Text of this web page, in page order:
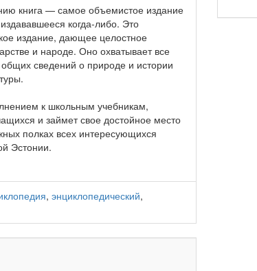
книга — самое объемистое издание
когда-либо. Это
издание, дающее целостное
и народе. Оно охватывает все
сведений о природе и истории
к школьным учебникам,
и займет свое достойное место
полках всех интересующихся
Эстонии.
, энциклопедический,